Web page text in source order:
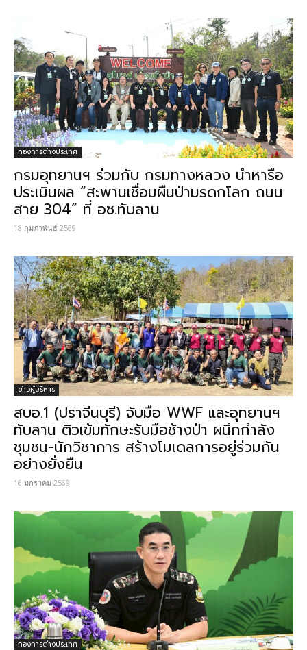
กองการต่างประเทศ
กรมอุทยานฯ ร่วมกับ กรมทางหลวง นำหารือ
ประเมินผล “สะพานเชื่อมผืนป่ามรดกโลก ถนน
สาย 304” ที่ อช.ทับลาน
18 กุมภาพันธ์ 2569
ข่าวผู้บริหาร
สบอ.1 (ปราจีนบุรี) จับมือ WWF และอุทยานฯ
ทับลาน ติวเข้มทักษะรับมือช้างป่า ผนึกกำลัง
ชุมชน-นักวิชาการ สร้างโมเดลการอยู่ร่วมกัน
อย่างยั่งยืน
16 มกราคม 2569
กองการต่างประเทศ